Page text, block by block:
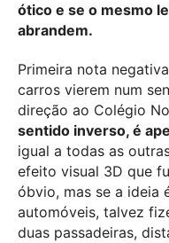
ótico e se o mesmo
abrandem.
Primeira nota
carros vierem num
direção ao Colégio
sentido inverso, é
igual a todas as
efeito visual 3D que
óbvio, mas se a ideia
automóveis, talvez
duas passadeiras,